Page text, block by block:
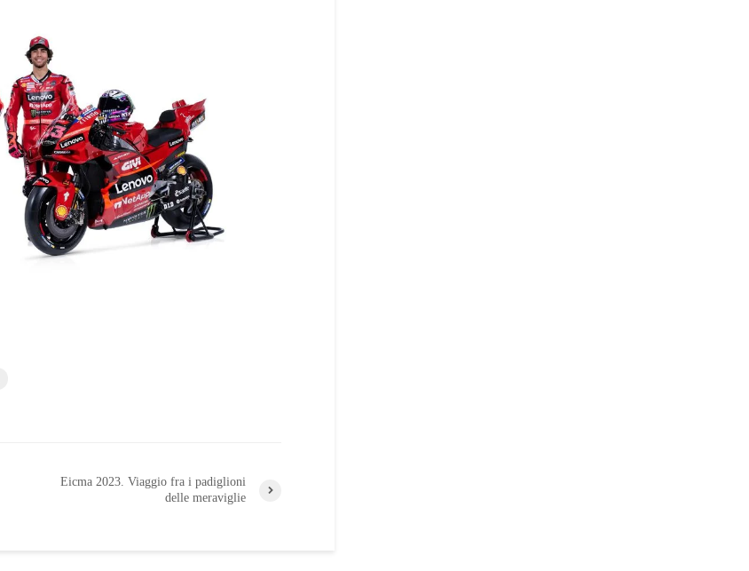
Eicma 2023. Viaggio fra i padiglioni
delle meraviglie